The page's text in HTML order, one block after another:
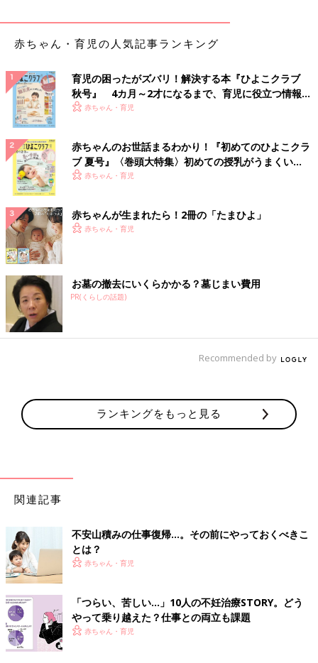
る
初仕事の１ヶ月後、なんと3人目の妊娠発覚。慌ててしまいまし
たが、なんとか乗り切りました。また、身動きができなくなった
ので、在宅のみで可能な電話取材の仕事に切り替えました。
ですが、一度走り出したら止まらなくなる性分だったこともあ
り、3人目誕生の２ヶ月後にはライターの仕事を再開。ママ友や
夫ばかりに頼るわけにもいかないので、一時託児サービスを利
用。自治体のファミリー・サポートにも登録し利用しました。
3人目が生後4ヶ月の時から生協の機関誌編集の仕事を、まずは週
１ペースから開始。子どもがまだ
関わらず採用してもらえたのは、やはり投稿がきっかけでした。
「いつも投稿してくれていた方よね、期待しているわ」と言って
もらえました。
生協、自治体の一時託児、幼稚園の延長保育利用で
ちなみに、生協は子育てに理解のある団体で、編集会議のときに
“組合員同士助け合い”という形での一時託児でしたが、保育スタ
たちが小学生になってからは、サポート提供会員となり、働くマ
結局、ウチの子は全員保育園ではなく幼稚園に通いましたが、延
長保育で最大18時まで預かってもらえたので、それを上手に利用
していました。
私の場合、続けざまに3人妊娠ということもあり、保育園に入れ
るという決断もタイミングもないまま一時託児を利用。子どもた
ちの成長に合わせて、少しずつ仕事の量と幅を広げていく働き方
を選択しました。在宅ワークにはそれなりの苦労もありました
赤ちゃん・育児の人気記事ランキング
育児の困ったがズバリ！解決する本『ひよこクラブ
秋号』 4カ月～2才になるまで、育児に役立つ情報が
いっぱい！
赤ちゃん・育児
赤ちゃんのお世話まるわかり！『初めてのひよこクラ
ブ 夏号』〈巻頭大特集〉初めての授乳がうまくい
く！ おっぱい・ミルクの基本と夏のトラブル 解決テ
赤ちゃん・育児
赤ちゃんが生まれたら！2冊の「たまひよ」
赤ちゃん・育児
お墓の撤去にいくらかかる？墓じまい費用
PR(くらしの話題)
Recommended by
ランキングをもっと見る
関連記事
不安山積みの仕事復帰…。その前にやっておくべきこ
とは？
赤ちゃん・育児
「つらい、苦しい…」10人の不妊治療STORY。どう
やって乗り越えた？仕事との両立も課題
赤ちゃん・育児